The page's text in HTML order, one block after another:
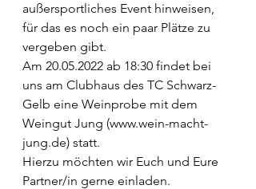
außersportliches Event hinweisen,
für das es noch ein paar Plätze zu
vergeben gibt.
Am 20.05.2022 ab 18:30 findet bei
uns am Clubhaus des TC Schwarz-
Gelb eine Weinprobe mit dem
Weingut Jung (www.wein-macht-
jung.de) statt.
Hierzu möchten wir Euch und Eure
Partner/in gerne einladen.